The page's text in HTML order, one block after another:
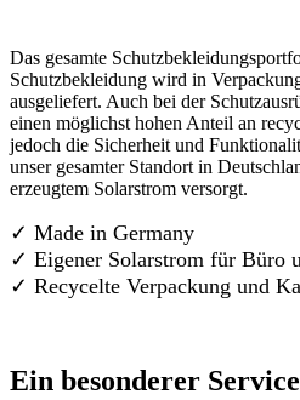
Das gesamte
Schutzbekleidung wird in
ausgeliefert. Auch bei der
einen möglichst hohen Anteil an
jedoch die Sicherheit und
unser gesamter Standort in
erzeugtem Solarstrom versorgt.
✓ Made in Germany
✓ Eigener Solarstrom für Büro
✓ Recycelte Verpackung und
Ein besonderer